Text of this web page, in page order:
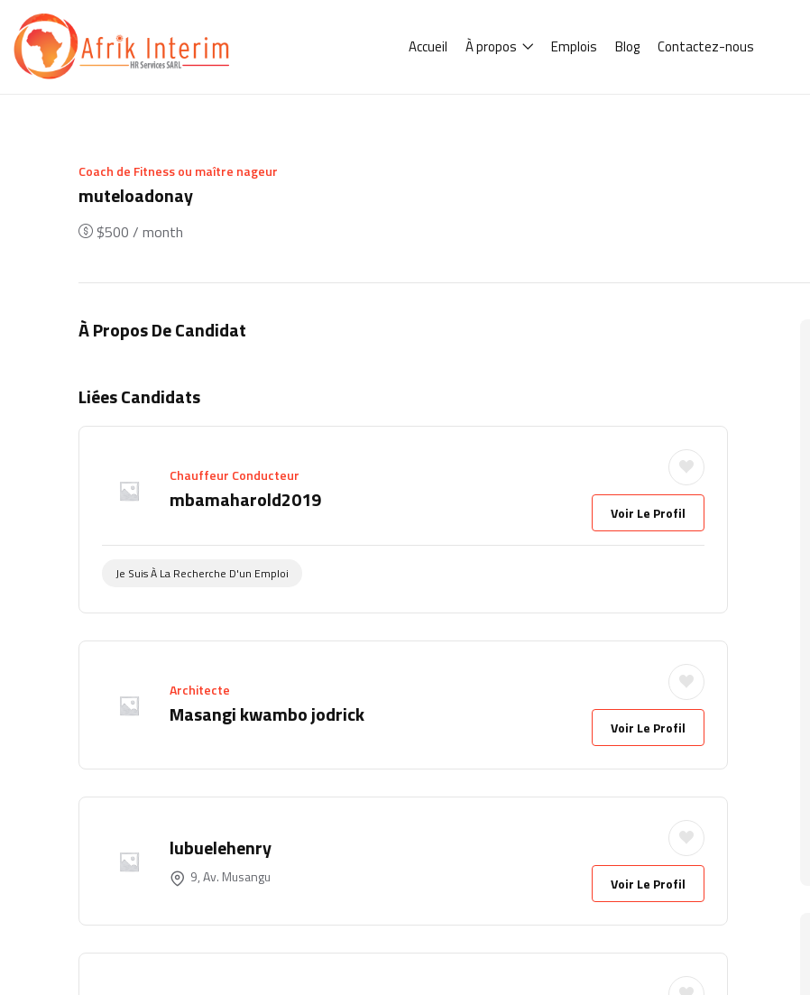
Accueil À propos Emplois Blog Contactez-nous
Coach de Fitness ou maître nageur
muteloadonay
$500 / month
À Propos De Candidat
Liées Candidats
Chauffeur Conducteur
mbamaharold2019 Voir Le Profil
Je Suis À La Recherche D'un Emploi
Architecte
Masangi kwambo jodrick Voir Le Profil
lubuelehenry
9, Av. Musangu Voir Le Profil